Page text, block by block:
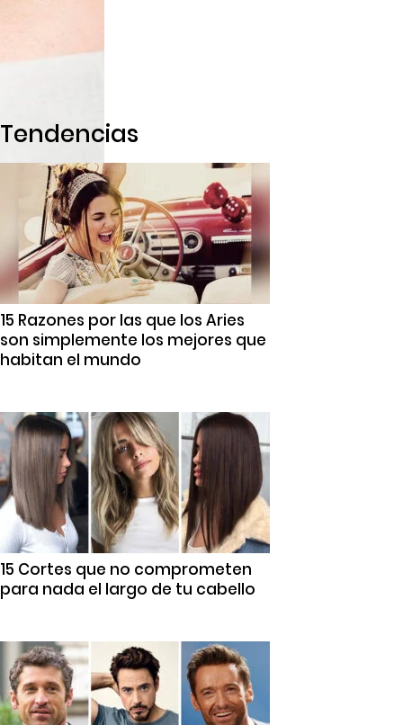
Tendencias
15 Razones por las que los Aries
son simplemente los mejores que
habitan el mundo
15 Cortes que no comprometen
para nada el largo de tu cabello